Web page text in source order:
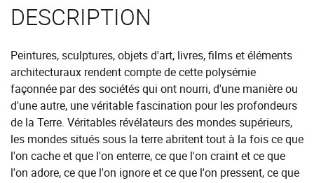
DESCRIPTION
Peintures, sculptures, objets d'art, livres, films et éléments
architecturaux rendent compte de cette polysémie
façonnée par des sociétés qui ont nourri, d'une manière ou
d'une autre, une véritable fascination pour les profondeurs
de la Terre. Véritables révélateurs des mondes supérieurs,
les mondes situés sous la terre abritent tout à la fois ce que
l'on cache et que l'on enterre, ce que l'on craint et ce que
l'on adore, ce que l'on ignore et ce que l'on pressent, ce que